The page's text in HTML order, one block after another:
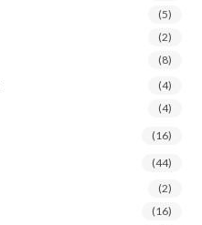
(5)
(2)
(8)
(4)
(4)
(16)
(44)
(2)
(16)